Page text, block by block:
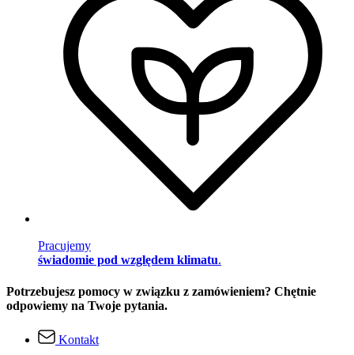
Pracujemy
świadomie pod względem klimatu.
Potrzebujesz pomocy w związku z zamówieniem? Chętnie
odpowiemy na Twoje pytania.
Kontakt